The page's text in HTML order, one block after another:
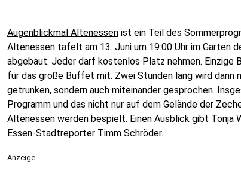
Augenblickmal Altenessen ist ein Teil des
Altenessen tafelt am 13. Juni um 19:00 Uhr im Garten
abgebaut. Jeder darf kostenlos Platz nehmen. Einzige
für das große Buffet mit. Zwei Stunden lang wird dann
getrunken, sondern auch miteinander gesprochen.
Programm und das nicht nur auf dem Gelände der
Altenessen werden bespielt. Einen Ausblick gibt Tonja
Essen-Stadtreporter Timm Schröder.
Anzeige